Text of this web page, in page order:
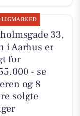
33,
i Aarhus er
for
- se
og 8
solgte